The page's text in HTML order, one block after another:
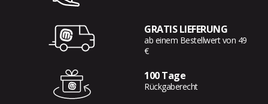
GRATIS LIEFERUNG
ab einem Bestellwert von 49
€
100 Tage
Rückgaberecht